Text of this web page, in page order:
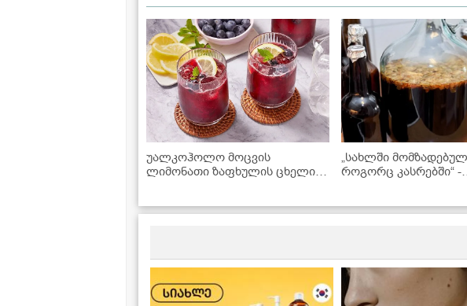
უალკოჰოლო მოცვის
ლიმონათი ზაფხულის ცხელი
„სახლში
როგორც კასრებში“ -